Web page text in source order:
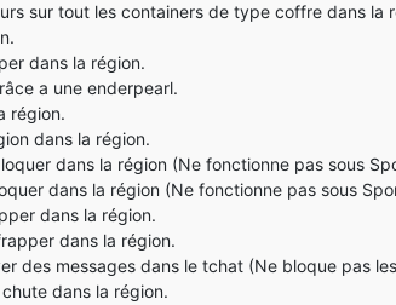
sur tout les containers de type coffre dans la
dans la région.
a une enderpearl.
région.
dans la région.
dans la région (Ne fonctionne pas sous
dans la région (Ne fonctionne pas sous
dans la région.
dans la région.
des messages dans le tchat (Ne bloque pas
dans la région.